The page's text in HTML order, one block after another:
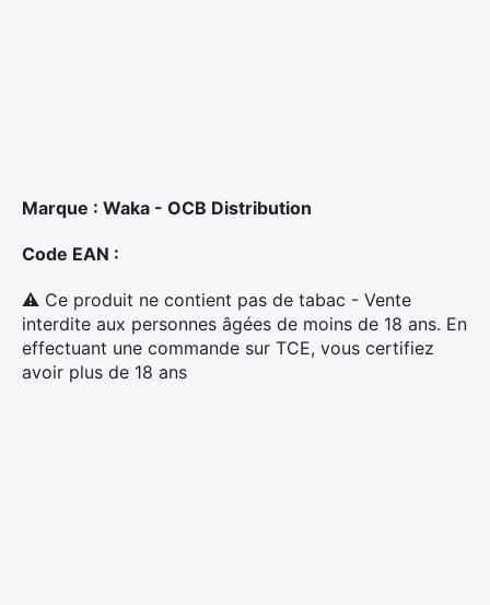
Marque : Waka - OCB Distribution
Code EAN :
⚠ Ce produit ne contient pas de tabac - Vente
interdite aux personnes âgées de moins de 18 ans. En
effectuant une commande sur TCE, vous certifiez
avoir plus de 18 ans